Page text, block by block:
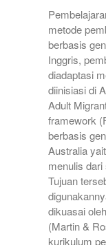
metode
berbasis
Inggris,
diadaptasi
diinisiasi di
Adult
framework
berbasis
Australia
menulis
Tujuan
dikuasai
(Martin &
kurikulum